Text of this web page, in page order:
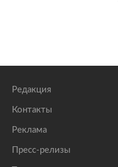
Редакция
Контакты
Реклама
Пресс-релизы